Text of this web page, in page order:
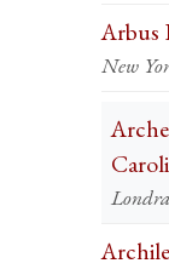
Arbus
New